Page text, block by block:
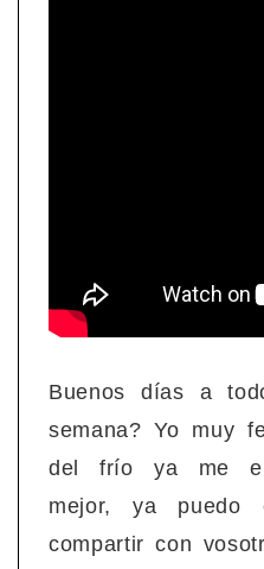
Buenos días a
semana? Yo muy
del frío ya me
mejor, ya puedo
compartir con